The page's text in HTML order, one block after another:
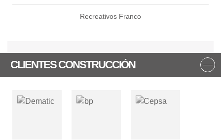
Recreativos Franco
CLIENTES CONSTRUCCIÓN